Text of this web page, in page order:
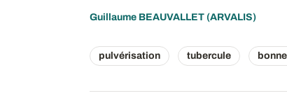
Guillaume BEAUVALLET(ARVALIS)
pulvérisation tubercule